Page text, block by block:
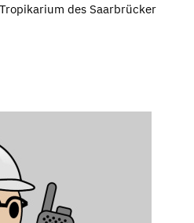
des Saarbrücker